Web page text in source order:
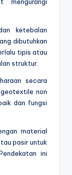
ketebalan
dibutuhkan
tipis atau
struktur.
secara
non
dan fungsi
material
pasir untuk
ini